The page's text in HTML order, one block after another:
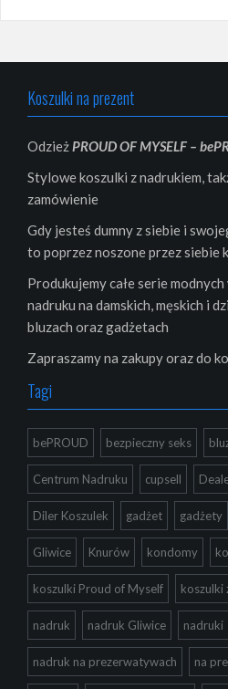
Koszulki na prezent
Odzież PROUD OF MYSELF –
Stylowe koszulki z nadrukiem,
zamówienie
Gdy jesteś dumny z siebie i
to poprzez noszone przez siebie
Produkujemy całe serie
nadruku na damskich, męskich i
bluzach oraz gadżetach
Zapraszamy na zakupy oraz do
Tagi
bePROUD bezpieczny seks
Centrum Nadruku cupsell
Diler Koszulek gadżet gadżety
Gliwice Knurów kondomy
koszulki Proud of Myself koszulki
nadruk nadruk Gliwice nadruki
nadruk na prezerwatywach na